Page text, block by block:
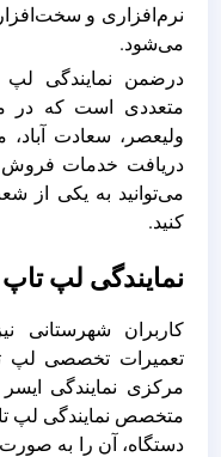
نرم‌افزاری و
می‌شود.
درضمن نمایندگی
متعددی است که در
ولیعصر، سعادت آباد،
دریافت خدمات
می‌توانید به یکی از
کنید.
نمایندگی لپ
کاربران شهرستانی
تعمیرات تخصصی لپ
مرکزی نمایندگی
متخصص نمایندگی لپ
دستگاه، آن را به